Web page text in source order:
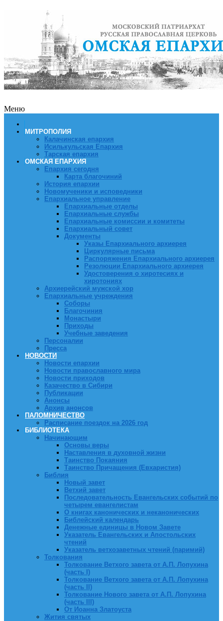
Меню
МИТРОПОЛИЯ
Калачинская епархия
Исилькульская Епархия
Тарская епархия
ОМСКАЯ ЕПАРХИЯ
Епархия сегодня
Карта благочиний
История епархии
Новомученики и исповедники
Епархиальное управление
Епархиальные отделы
Епархиальные службы
Епархиальные комиссии и комитеты
Епархиальный совет
Документы
Указы Епархиального архиерея
Циркулярные письма
Распоряжения Епархиального архиерея
Резолюции Епархиального архиерея
Удостоверения о хиротесиях и
хиротониях
Архиерейский мужской хор
Епархиальные учреждения
Соборы
Благочиния
Монастыри
Приходы
Учебные заведения
Персоналии
Пресса
НОВОСТИ
Новости епархии
Новости православного мира
Новости приходов
Казачество в Сибири
Публикации
Анонсы
Архив анонсов
ПАЛОМНИЧЕСТВО
Расписание поездок на 2026 год
БИБЛИОТЕКА
Начинающим
Основы веры
Наставления в духовной жизни
Таинство Покаяния
Таинство Причащения (Евхаристия)
Библия
Новый завет
Ветхий завет
Последовательность Евангельских событий по
четырем евангелистам
О книгах канонических и неканонических
Библейский календарь
Денежные единицы в Новом Завете
Указатель Евангельских и Апостольских
чтений
Указатель ветхозаветных чтений (паримий)
Толкования
Толкование Ветхого завета от А.П. Лопухина
(часть I)
Толкование Ветхого завета от А.П. Лопухина
(часть II)
Толкование Нового завета от А.П. Лопухина
(часть III)
От Иоанна Златоуста
Жития святых